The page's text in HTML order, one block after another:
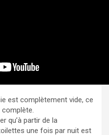
est complètement vide, ce
qu’à partir de la
une fois par nuit est